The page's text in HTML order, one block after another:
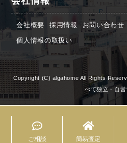
会社概要 採用情報 お問い合わせ
個人情報の取扱い
Copyright (C) algahome All Rights
べて独立・自営
ご相談 簡易査定